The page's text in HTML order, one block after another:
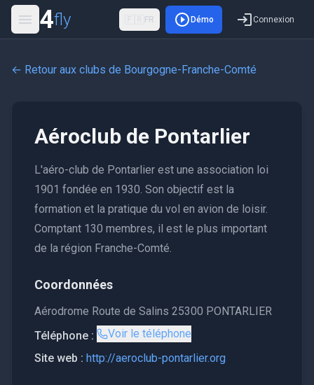
4fly 🇫🇷 FR Démo Connexion
← Retour aux clubs de Bourgogne-Franche-Comté
Aéroclub de Pontarlier
L'aéro-club de Pontarlier est une association loi
1901 fondée en 1930. Son objectif est la
formation et la pratique du vol en avion de loisir.
Comptant 130 membres, il est le plus important
de la région Franche-Comté.
Coordonnées
Aérodrome Route de Salins 25300 PONTARLIER
Téléphone :
Voir le téléphone
Site web : http://aeroclub-pontarlier.org